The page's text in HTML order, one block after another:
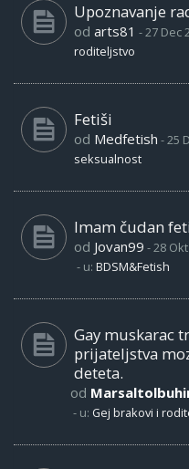
Upoznavanje
od arts81 -27 Dec
roditeljstvo
Fetiši
od Medfetish -25
seksualnost
Imam čudan
od Jovan99 -28
- u: BDSM&Fetish
Gay muskarac
prijateljstva
deteta.
od
- u: Gej brakovi i